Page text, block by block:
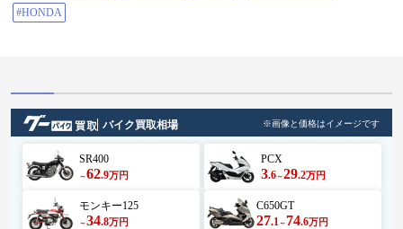
#HONDA
バイク買取相場 ※画像と価格はイメージです
SR400
～62.9万円
PCX
3.6～29.2万円
モンキー125
～34.8万円
C650GT
27.1 ～ 74.6万円